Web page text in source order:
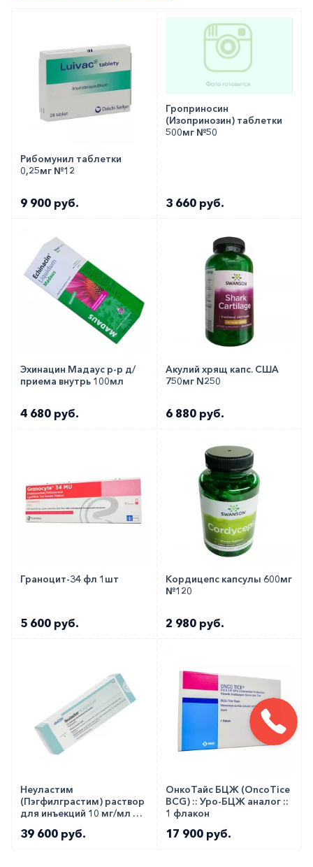
Рибомунил таблетки
0,25мг №12
9 900 руб.
Гроприносин
(Изопринозин) таблетки
500мг №50
3 660 руб.
Эхинацин Мадаус р-р д/
приема внутрь 100мл
4 680 руб.
Акулий хрящ капс. США
750мг N250
6 880 руб.
Граноцит-34 фл 1шт
5 600 руб.
Кордицепс капсулы 600мг
№120
2 980 руб.
Неуластим
(Пэгфилграстим) раствор
для инъекций 10 мг/мл 0,6
39 600 руб.
ОнкоТайс БЦЖ (OncoTice
BCG) :: Уро-БЦЖ аналог ::
1 флакон
17 900 руб.